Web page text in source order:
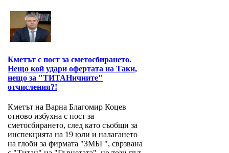
Кметът с пост за сметосбирането.
Нещо кой удари офертата на Таки,
нещо за "ТИТАНичните"
отчисления?!
Кметът на Варна Благомир Коцев
отново избухна с пост за
сметосбирането, след като съобщи за
инспекцията на 19 юли и налагането
на глоби за фирмата "ЗМБГ", сврзвана